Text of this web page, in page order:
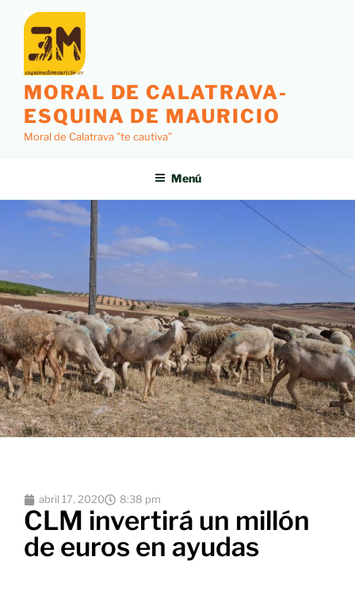
MORAL DE CALATRAVA-
ESQUINA DE MAURICIO
Moral de Calatrava "te cautiva"
Menú
abril 17, 2020 8:38 pm
CLM invertirá un millón
de euros en ayudas